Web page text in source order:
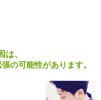
は、
の可能性があります。